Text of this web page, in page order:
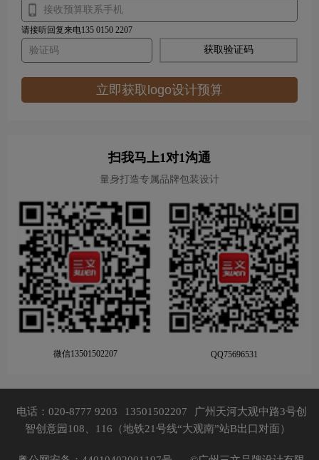
请接听回复来电135 0150 2207
获取验证码
立即获取logo设计预算
扫我马上1对1沟通
量身打造专属品牌包装设计
微信13501502207 QQ75696531
电话：020-8777 9203 13501502207
广州天河大观中路3号创
智创意园108、116（地铁21号线“大观南”站B出口对面）